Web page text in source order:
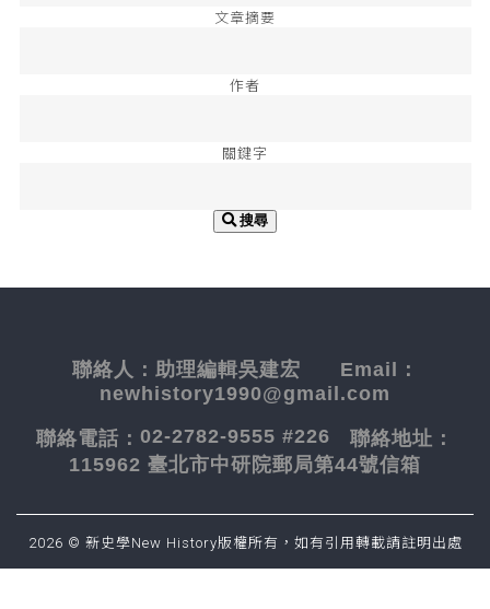
文章摘要
作者
關鍵字
搜尋
聯絡人： 助理編輯吳建宏 Email：
newhistory1990@gmail.com
聯絡電話： 02-2782-9555 #226 聯絡地址：
115962 臺北市中研院郵局第44號信箱
2026 © 新史學New History版權所有，如有引用轉載請註明出處